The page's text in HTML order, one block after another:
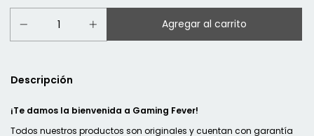
Descripción
¡Te damos la bienvenida a Gaming Fever!
Todos nuestros productos son originales y cuentan con garantía